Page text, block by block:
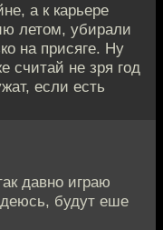
а к карьере
летом, убирали
на присяге. Ну
считай не зря год
если есть
давно играю
будут еше